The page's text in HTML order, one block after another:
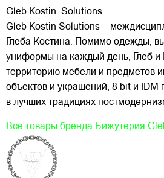
Gleb Kostin .Solutions
Gleb Kostin Solutions –
Глеба Костина. Помимо одежды,
униформы на каждый день, Глеб и
территорию мебели и предметов
объектов и украшений, 8 bit и
в лучших традициях
Все товары бренда Бижутерия